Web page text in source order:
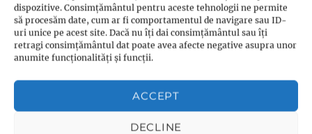
dispozitive. Consimțământul pentru aceste tehnologii ne permite
să procesăm date, cum ar fi comportamentul de navigare sau ID-
uri unice pe acest site. Dacă nu îți dai consimțământul sau îți
retragi consimțământul dat poate avea afecte negative asupra unor
anumite funcționalități și funcții.
ACCEPT
DECLINE
un loc în altul în timp ce erau urmăriți. S-a
jucat cu ideea de a fugi în Germania și de a-și
lua elevii cu el. În timp ce Knox a rămas fugar,
Beaton a fost ucis la 29 mai 1546, în reședința
sa, Castelul St Andrews, de o bandă de cinci
persoane în răzbunare pentru execuția lui
Wishart. Asasinii au pus mâna pe castel și, în